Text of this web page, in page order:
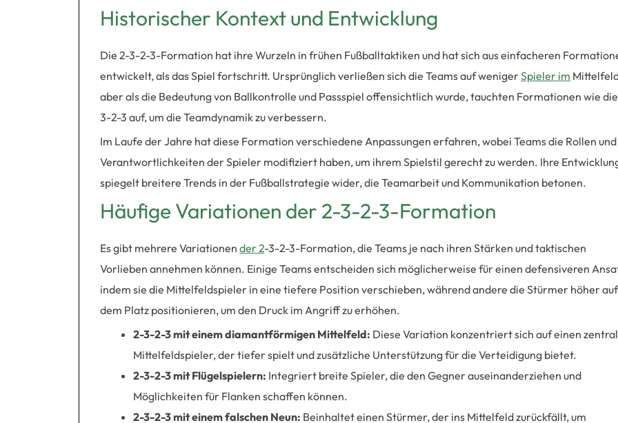
Historischer Kontext und Entwicklung
Die 2-3-2-3-Formation hat ihre Wurzeln in frühen Fußballtaktiken und hat sich aus einfacheren
entwickelt, als das Spiel fortschritt. Ursprünglich verließen sich die Teams auf wenigerSpieler im
aber als die Bedeutung von Ballkontrolle und Passspiel offensichtlich wurde, tauchten Formationen wie
3-2-3 auf, um die Teamdynamik zu verbessern.
Im Laufe der Jahre hat diese Formation verschiedene Anpassungen erfahren, wobei Teams die Rollen und
Verantwortlichkeiten der Spieler modifiziert haben, um ihrem Spielstil gerecht zu werden. Ihre
spiegelt breitere Trends in der Fußballstrategie wider, die Teamarbeit und Kommunikation betonen.
Häufige Variationen der 2-3-2-3-Formation
Es gibt mehrere Variationen der 2-3-2-3-Formation, die Teams je nach ihren Stärken und taktischen
Vorlieben annehmen können. Einige Teams entscheiden sich möglicherweise für einen defensiveren
indem sie die Mittelfeldspieler in eine tiefere Position verschieben, während andere die Stürmer höher auf
dem Platz positionieren, um den Druck im Angriff zu erhöhen.
2-3-2-3 mit einem diamantförmigen Mittelfeld: Diese Variation konzentriert sich auf einen
Mittelfeldspieler, der tiefer spielt und zusätzliche Unterstützung für die Verteidigung bietet.
2-3-2-3 mit Flügelspielern: Integriert breite Spieler, die den Gegner auseinanderziehen und
Möglichkeiten für Flanken schaffen können.
2-3-2-3 mit einem falschen Neun: Beinhaltet einen Stürmer, der ins Mittelfeld zurückfällt, um